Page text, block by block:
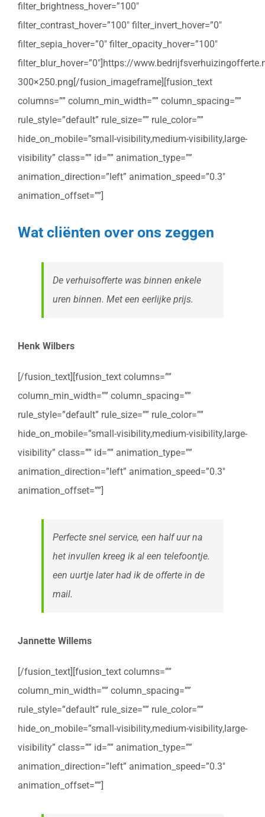
filter_brightness_hover=”100″
filter_contrast_hover=”100″ filter_invert_hover=”0″
filter_sepia_hover=”0″ filter_opacity_hover=”100″
filter_blur_hover=”0″]https://
300×250.png[/fusion_imageframe][fusion_text
columns=”” column_min_width=”” column_spacing=””
rule_style=”default” rule_size=”” rule_color=””
hide_on_mobile=”small-visibility,medium-visibility,large-
visibility” class=”” id=”” animation_type=””
animation_direction=”left” animation_speed=”0.3″
animation_offset=””]
Wat cliënten over ons zeggen
De verhuisofferte was binnen enkele
uren binnen. Met een eerlijke prijs.
Henk Wilbers
[/fusion_text][fusion_text columns=””
column_min_width=”” column_spacing=””
rule_style=”default” rule_size=”” rule_color=””
hide_on_mobile=”small-visibility,medium-visibility,large-
visibility” class=”” id=”” animation_type=””
animation_direction=”left” animation_speed=”0.3″
animation_offset=””]
Perfecte snel service, een half uur na
het invullen kreeg ik al een telefoontje.
een uurtje later had ik de offerte in de
mail.
Jannette Willems
[/fusion_text][fusion_text columns=””
column_min_width=”” column_spacing=””
rule_style=”default” rule_size=”” rule_color=””
hide_on_mobile=”small-visibility,medium-visibility,large-
visibility” class=”” id=”” animation_type=””
animation_direction=”left” animation_speed=”0.3″
animation_offset=””]